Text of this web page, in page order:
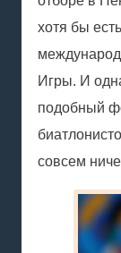
хотя бы
Игры. И
подобный
совсем